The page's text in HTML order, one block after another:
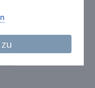
mahts gut.